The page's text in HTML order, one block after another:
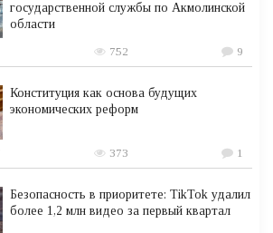
государственной службы по Акмолинской
области
752 9
Конституция как основа будущих
экономических реформ
373 1
Безопасность в приоритете: TikTok удалил
более 1,2 млн видео за первый квартал